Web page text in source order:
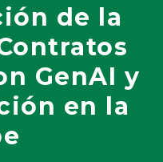
de la
GenAI y
en la